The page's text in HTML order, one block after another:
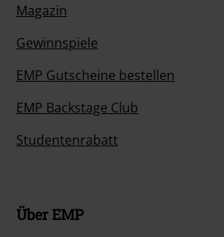
Magazin
Gewinnspiele
EMP Gutscheine bestellen
EMP Backstage Club
Studentenrabatt
Über EMP